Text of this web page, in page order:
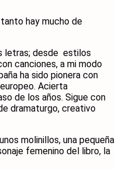
hay mucho de
letras; desde estilos
canciones, a mi modo
ha sido pionera con
Acierta
de los años. Sigue con
dramaturgo, creativo
molinillos, una pequeña
femenino del libro, la